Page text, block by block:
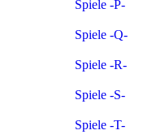
Spiele -P-
Spiele -Q-
Spiele -R-
Spiele -S-
Spiele -T-